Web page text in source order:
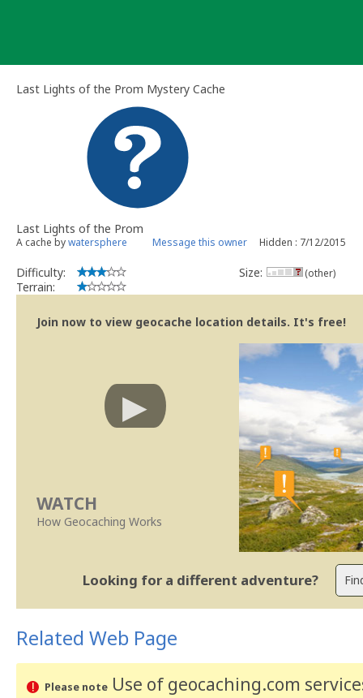
Last Lights of the Prom Mystery Cache
Last Lights of the Prom
A cache bywatersphere Message this owner Hidden : 7/12/2015
Difficulty:
Terrain:
Size: (other)
Join now to view geocache location details. It's free!
WATCH
How Geocaching Works
Looking for a different adventure?
Related Web Page
Please noteUse of geocaching.com